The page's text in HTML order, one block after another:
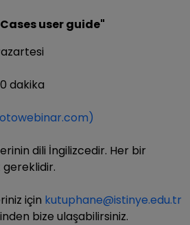
user guide"
dakika
dili İngilizcedir. Her bir
gereklidir.
için kutuphane@istinye.edu.tr
bize ulaşabilirsiniz.